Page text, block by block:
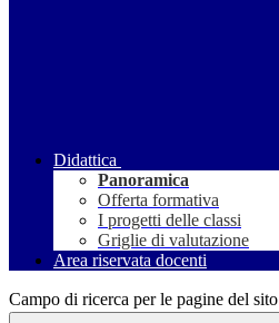
Didattica
Panoramica
Offerta formativa
I progetti delle classi
Griglie di valutazione
Area riservata docenti
Campo di ricerca per le pagine del sito